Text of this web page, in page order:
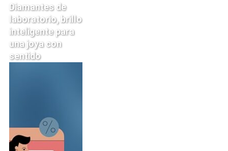
Diamantes de
laboratorio, brillo
inteligente para
una joya con
sentido